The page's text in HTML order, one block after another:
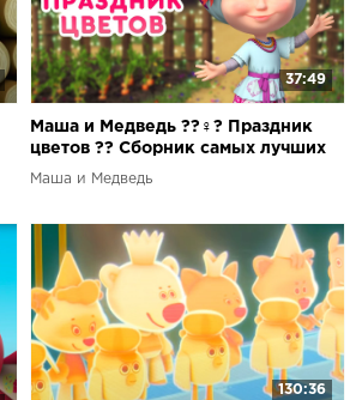
37:49
Маша и Медведь ??‍♀️? Праздник
цветов ?? Сборник самых лучших
серий про Машу ?
Маша и Медведь
130:36